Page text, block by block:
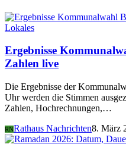
Lokales
Ergebnisse
Zahlen live
Die Ergebnisse der
Uhr werden die Stimmen
Zahlen, Hochrechnungen,…
RNRathaus Nachrichten8. März